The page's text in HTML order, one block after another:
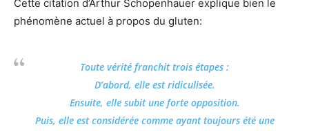
Cette citation d’Arthur Schopenhauer explique bien le
phénomène actuel à propos du gluten:
Toute vérité franchit trois étapes :
D’abord, elle est ridiculisée.
Ensuite, elle subit une forte opposition.
Puis, elle est considérée comme ayant toujours été une